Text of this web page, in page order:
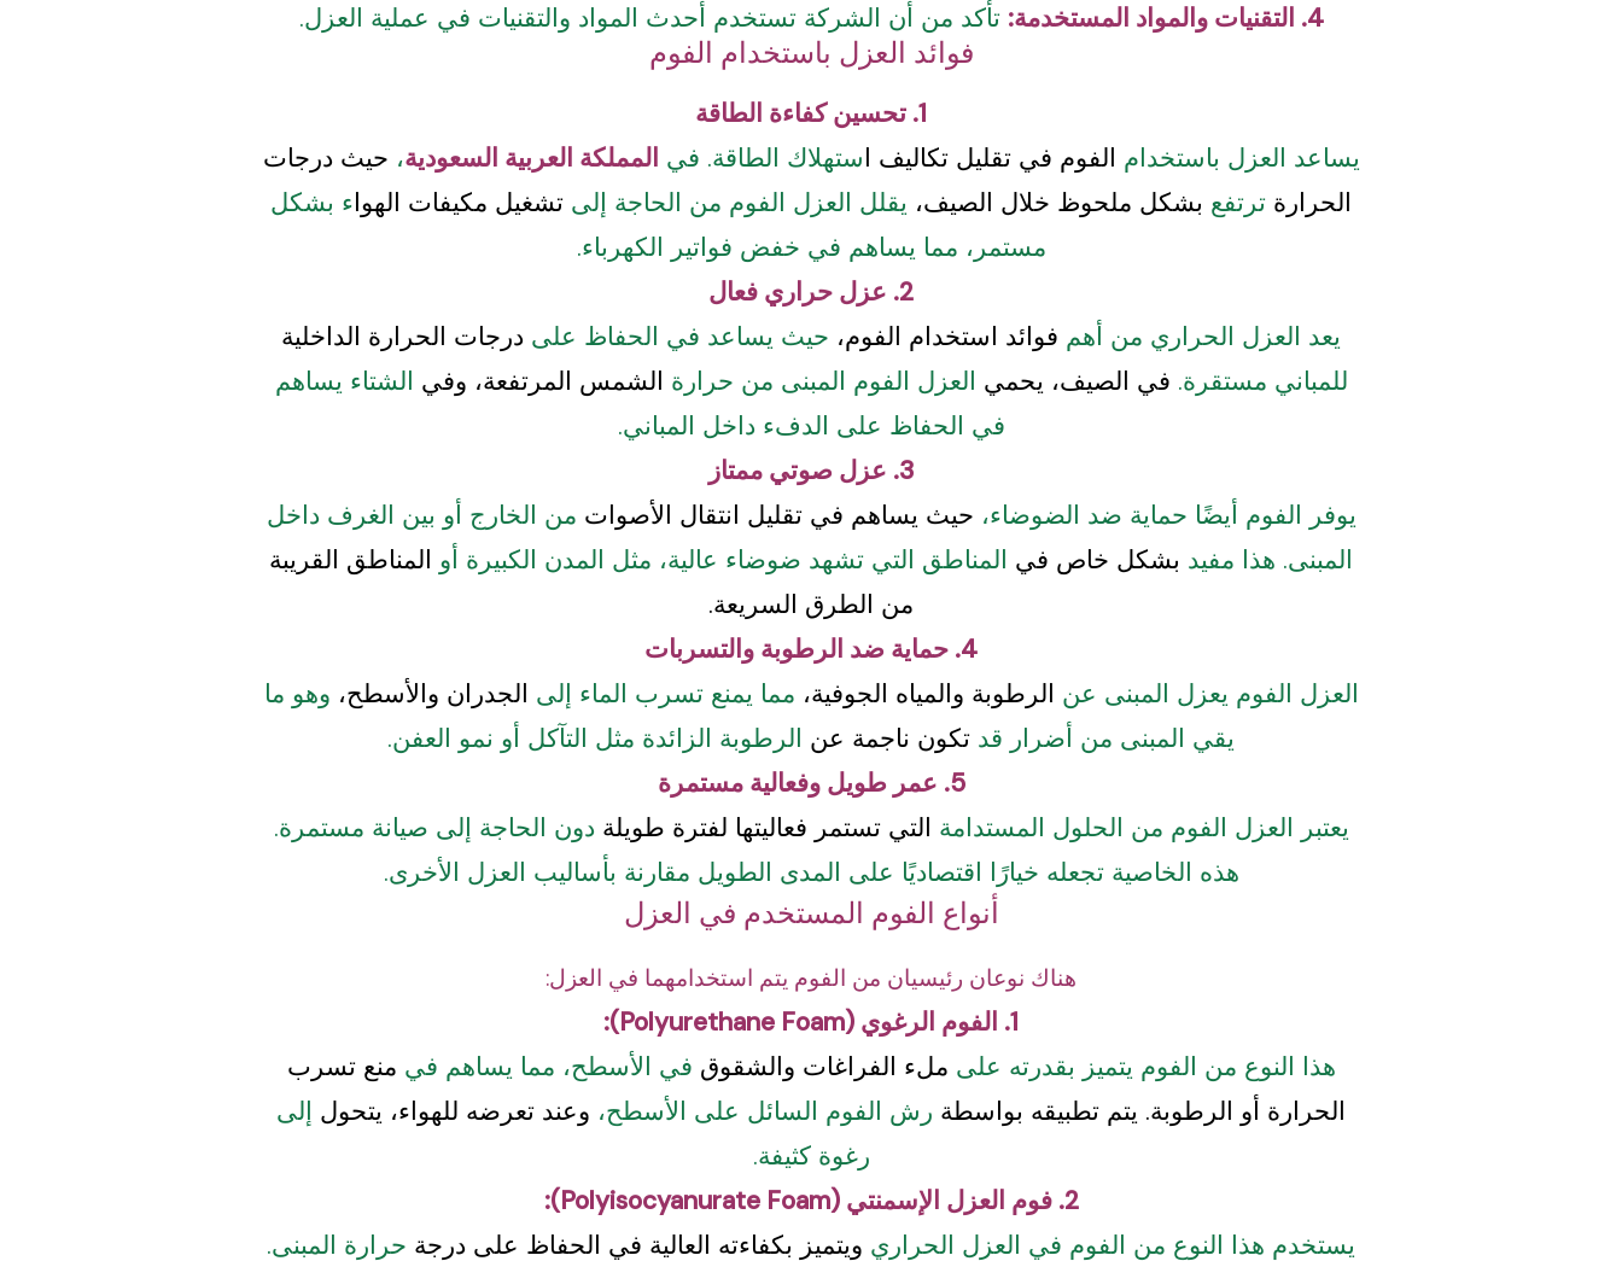
4. التقنيات والمواد المستخدمة:
تأكد من أن الشركة تستخدم أحدث المواد والتقنيات في عملية العزل.
فوائد العزل باستخدام الفوم
1. تحسين كفاءة الطاقة
يساعد العزل باستخدام الفوم في تقليل تكاليف استهلاك الطاقة. في المملكة العربية السعودية، حيث درجات
الحرارة ترتفع بشكل ملحوظ خلال الصيف، يقلل العزل الفوم من الحاجة إلى تشغيل مكيفات الهواء بشكل
مستمر، مما يساهم في خفض فواتير الكهرباء.
2. عزل حراري فعال
يعد العزل الحراري من أهم فوائد استخدام الفوم، حيث يساعد في الحفاظ على درجات الحرارة الداخلية
للمباني مستقرة. في الصيف، يحمي العزل الفوم المبنى من حرارة الشمس المرتفعة، وفي الشتاء يساهم
في الحفاظ على الدفء داخل المباني.
3. عزل صوتي ممتاز
يوفر الفوم أيضًا حماية ضد الضوضاء، حيث يساهم في تقليل انتقال الأصوات من الخارج أو بين الغرف داخل
المبنى. هذا مفيد بشكل خاص في المناطق التي تشهد ضوضاء عالية، مثل المدن الكبيرة أو المناطق القريبة
من الطرق السريعة.
4. حماية ضد الرطوبة والتسربات
العزل الفوم يعزل المبنى عن الرطوبة والمياه الجوفية، مما يمنع تسرب الماء إلى الجدران والأسطح، وهو ما
يقي المبنى من أضرار قد تكون ناجمة عن الرطوبة الزائدة مثل التآكل أو نمو العفن.
5. عمر طويل وفعالية مستمرة
يعتبر العزل الفوم من الحلول المستدامة التي تستمر فعاليتها لفترة طويلة دون الحاجة إلى صيانة مستمرة.
هذه الخاصية تجعله خيارًا اقتصاديًا على المدى الطويل مقارنة بأساليب العزل الأخرى.
أنواع الفوم المستخدم في العزل
هناك نوعان رئيسيان من الفوم يتم استخدامهما في العزل:
1. الفوم الرغوي (Polyurethane Foam):
هذا النوع من الفوم يتميز بقدرته على ملء الفراغات والشقوق في الأسطح، مما يساهم في منع تسرب
الحرارة أو الرطوبة. يتم تطبيقه بواسطة رش الفوم السائل على الأسطح، وعند تعرضه للهواء، يتحول إلى
رغوة كثيفة.
2. فوم العزل الإسمنتي (Polyisocyanurate Foam):
يستخدم هذا النوع من الفوم في العزل الحراري ويتميز بكفاءته العالية في الحفاظ على درجة حرارة المبنى.